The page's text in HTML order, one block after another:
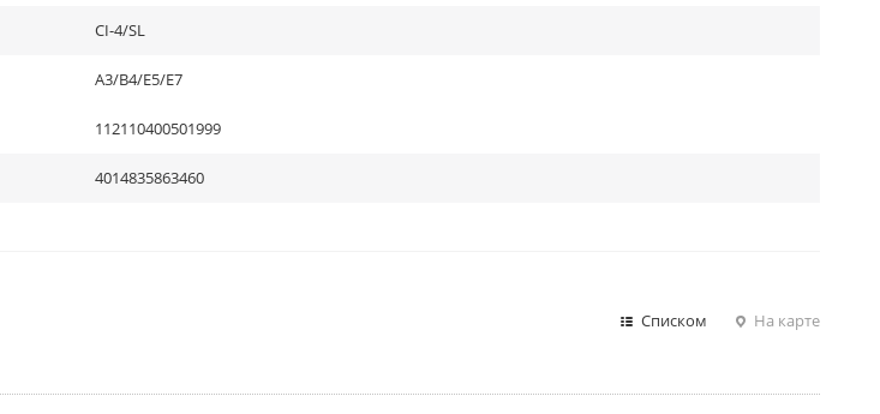
CI-4/SL
A3/B4/E5/E7
112110400501999
4014835863460
Списком На карте